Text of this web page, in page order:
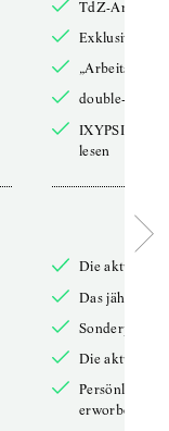
TdZ-Artikel
Exklusive
double-
lesen
Die aktuelle
Das jährliche
Die aktuelle
Persönliches
erworbenen